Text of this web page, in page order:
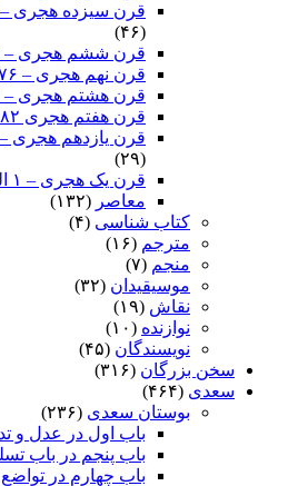
قرن سیزده هجری – ۱۱۶۴ الی ۱۲۶۱ شمسی
(۴۶)
قرن ششم هجری – ۴۸۵ الی ۵۸۲ شمسی
قرن نهم هجری – ۷۷۶ الی ۸۷۳ شمسی
قرن هشتم هجری – ۶۷۹ الی ۷۷۶ شمسی
قرن هفتم هجری ۵۸۲ الی ۶۷۹ شمسی
قرن یازدهم هجری – ۹۷۰ الی ۱۰۶۷ شمسی
(۲۹)
قرن یک هجری – ۱ الی ۹۷ شمسی –
معاصر (۱۳۲)
کتاب شناسی (۴)
مترجم (۱۶)
منجم (۷)
موسیقیدان (۳۲)
نقاش (۱۹)
نوازنده (۱۰)
نویسندگان (۴۵)
سخن بزرگان (۳۱۶)
سعدی (۴۶۴)
بوستان سعدی (۲۳۶)
باب اول در عدل و
باب پنجم در باب
باب چهارم در تواضع